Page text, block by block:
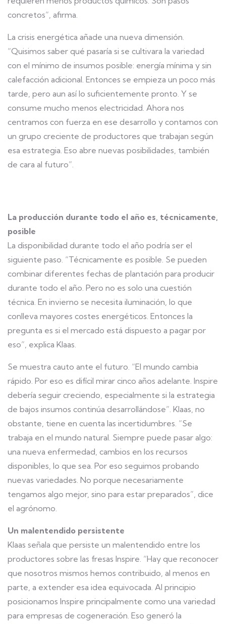
concretos”, afirma.
La crisis energética añade una nueva dimensión.
“Quisimos saber qué pasaría si se cultivara la variedad
con el mínimo de insumos posible: energía mínima y sin
calefacción adicional. Entonces se empieza un poco más
tarde, pero aun así lo suficientemente pronto. Y se
consume mucho menos electricidad. Ahora nos
centramos con fuerza en ese desarrollo y contamos con
un grupo creciente de productores que trabajan según
esa estrategia. Eso abre nuevas posibilidades, también
de cara al futuro”.
La producción durante todo el año es, técnicamente,
posible
La disponibilidad durante todo el año podría ser el
siguiente paso. “Técnicamente es posible. Se pueden
combinar diferentes fechas de plantación para producir
durante todo el año. Pero no es solo una cuestión
técnica. En invierno se necesita iluminación, lo que
conlleva mayores costes energéticos. Entonces la
pregunta es si el mercado está dispuesto a pagar por
eso”, explica Klaas.
Se muestra cauto ante el futuro. “El mundo cambia
rápido. Por eso es difícil mirar cinco años adelante. Inspire
debería seguir creciendo, especialmente si la estrategia
de bajos insumos continúa desarrollándose”. Klaas, no
obstante, tiene en cuenta las incertidumbres. “Se
trabaja en el mundo natural. Siempre puede pasar algo:
una nueva enfermedad, cambios en los recursos
disponibles, lo que sea. Por eso seguimos probando
nuevas variedades. No porque necesariamente
tengamos algo mejor, sino para estar preparados”, dice
el agrónomo.
Un malentendido persistente
Klaas señala que persiste un malentendido entre los
productores sobre las fresas Inspire. “Hay que reconocer
que nosotros mismos hemos contribuido, al menos en
parte, a extender esa idea equivocada. Al principio
posicionamos Inspire principalmente como una variedad
para empresas de cogeneración. Eso generó la